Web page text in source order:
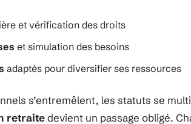
et vérification des droits
et simulation des besoins
adaptés pour diversifier ses ressources
s’entremêlent, les statuts se
retraitedevient un passage obligé.